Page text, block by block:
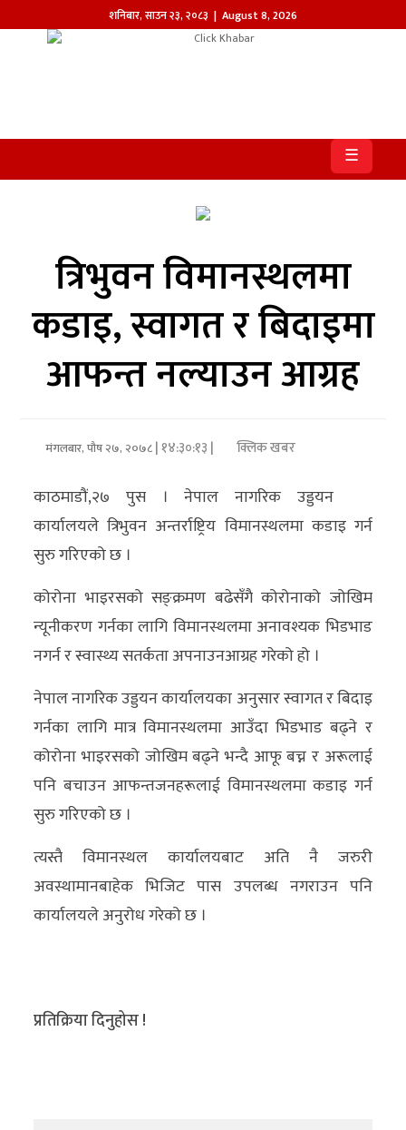
शनिबार,साउन२३,२०८३ | August 8, 2026
पत्रिका
सम्पादकीय
राजनीति
अर्थ/
मनाेरञ्जन
विज्ञान
प्रविधि
अन्तरर्वार्ता
ब्लग
खेलकुद
रोचक
अन्य
क्लिक
खबर
फोटो
☰
त्रिभुवन विमानस्थलमा
कडाइ, स्वागत र बिदाइमा
आफन्त नल्याउन आग्रह
मंगलबार, पौष २७, २०७८| १४:३०:१३ | क्लिक खबर
काठमाडौं,२७ पुस । नेपाल नागरिक उड्डयन
कार्यालयले त्रिभुवन अन्तर्राष्ट्रिय विमानस्थलमा कडाइ गर्न
सुरु गरिएको छ ।
कोरोना भाइरसको सङ्क्रमण बढेसँगै कोरोनाको जोखिम
न्यूनीकरण गर्नका लागि विमानस्थलमा अनावश्यक भिडभाड
नगर्न र स्वास्थ्य सतर्कता अपनाउनआग्रह गरेको हो ।
नेपाल नागरिक उड्डयन कार्यालयका अनुसार स्वागत र बिदाइ
गर्नका लागि मात्र विमानस्थलमा आउँदा भिडभाड बढ्ने र
कोरोना भाइरसको जोखिम बढ्ने भन्दै आफू बच्न र अरूलाई
पनि बचाउन आफन्तजनहरूलाई विमानस्थलमा कडाइ गर्न
सुरु गरिएको छ ।
त्यस्तै विमानस्थल कार्यालयबाट अति नै जरुरी
अवस्थामानबाहेक भिजिट पास उपलब्ध नगराउन पनि
कार्यालयले अनुरोध गरेको छ ।
प्रतिक्रिया दिनुहोस !